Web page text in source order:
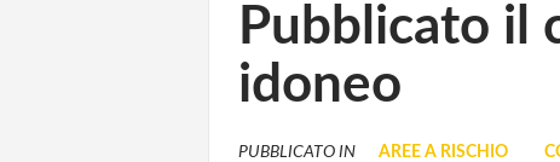
Pubblicato il
idoneo
PUBBLICATO IN AREE A RISCHIO